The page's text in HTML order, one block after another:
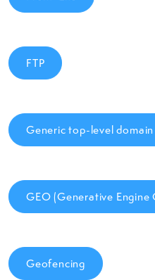
FTP
Generic top-level domain
GEO (Generative
Geofencing